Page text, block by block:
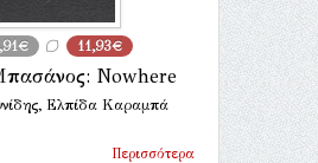
11,93€
Nowhere
Ελπίδα Καραμπά
Περισσότερα